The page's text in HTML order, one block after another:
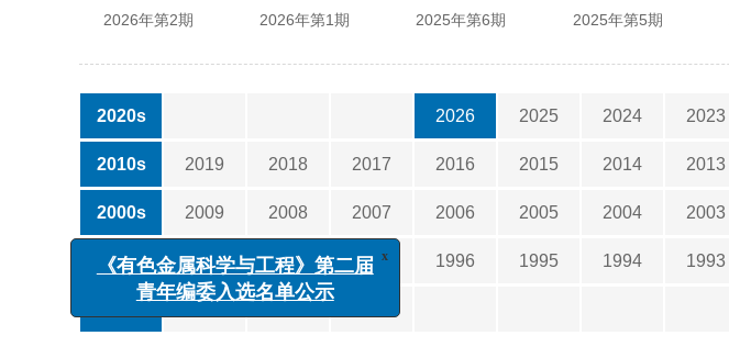
2026年第2期 2026年第1期 2025年第6期 2025年第5期
2020s 2026 2025 2024 2023
2010s 2019 2018 2017 2016 2015 2014 2013
2000s 2009 2008 2007 2006 2005 2004 2003
1990s 1999 1998 1997 1996 1995 1994 1993
《有色金属科学与工程》第二届
青年编委入选名单公示